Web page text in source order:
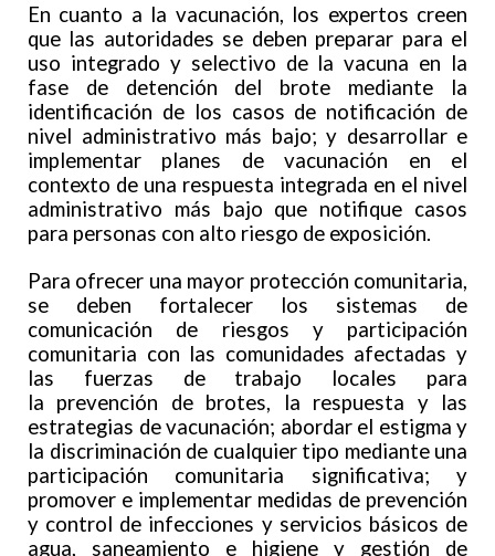
En cuanto a la vacunación, los expertos creen
que las autoridades se deben preparar para el
uso integrado y selectivo de la vacuna en la
fase de detención del brote mediante la
identificación de los casos de notificación de
nivel administrativo más bajo; y desarrollar e
implementar planes de vacunación en el
contexto de una respuesta integrada en el nivel
administrativo más bajo que notifique casos
para personas con alto riesgo de exposición.
Para ofrecer una mayor protección comunitaria,
se deben fortalecer los sistemas de
comunicación de riesgos y participación
comunitaria con las comunidades afectadas y
las fuerzas de trabajo locales para
la prevención de brotes, la respuesta y las
estrategias de vacunación; abordar el estigma y
la discriminación de cualquier tipo mediante una
participación comunitaria significativa; y
promover e implementar medidas de prevención
y control de infecciones y servicios básicos de
agua, saneamiento e higiene y gestión de